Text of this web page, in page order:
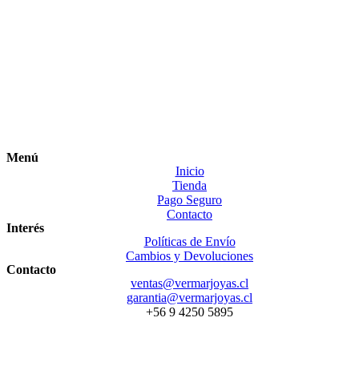
Menú
Inicio
Tienda
Pago Seguro
Contacto
Interés
Políticas de Envío
Cambios y Devoluciones
Contacto
ventas@vermarjoyas.cl
garantia@vermarjoyas.cl
+56 9 4250 5895